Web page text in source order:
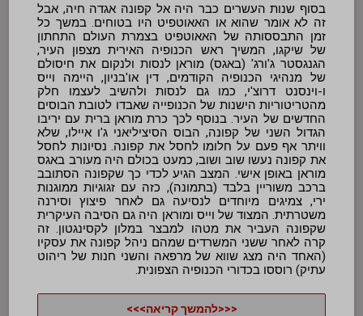
בסוף שנות העשרים כבר היה אל קפונה אגדה חיה, אבל
זה לא אומר שהוא או האאוטפיט היו בטוחים. במשך כל
זמן התבססותה של האאוטפיט בצמרת העולם התחתון
של שיקגו, המשיך ראש הכנופיה האירית מצפון העיר,
הגנגסטר ג'ורג' (באגס) מוראן לנסות ולנקום את חיסולם
של מנהיגי הכנופיה הקודמים, דין או'בניון, היימה וייס
ו-וינסנט דרוצ'י, כמו גם לנסות ולהשיב לעצמו חלק
מהטריטוריות הישנות של הכנופייה שאבדו לטובת הבוסים
החדשים של העיר. בנוסף לכך כרת מוראן ברית עם יריבו
הגדול השני של קפונה, הבוס הסיציליאני ג'ו איילו, שלא
וויתר אף פעם על חלומו לחסל את קפונה. נסיונות לחסל
את קפונה נעשו שוב ושוב, כמעט בכולם היה מעורב באגס
מוראן באופן אישי. המצב הגיע לכדי כך שקפונה הסתובב
ברכב משוריין בלבד (בתמונה), כזה עם זגוגיות ממוגנות
ירי, צמיגים מיוחדים לנסיעה גם לאחר פיצוץ וסירנה
משטרתית. המצוד של וייס ומוראן היה גם הסיבה העיקרית
שקפונה העביר את מטהו למבצר במלון לקסינגטון. זה
קרה לאחר ששני המשרדים שמהם ניהל קפונה את עסקיו
(האחד היה מצג שווא של מרפאה והשני חנות של ריהוט
עתיק) רוססו בכדורי הכנופיה הצפונית.
<<<להמשך קריאה>>>